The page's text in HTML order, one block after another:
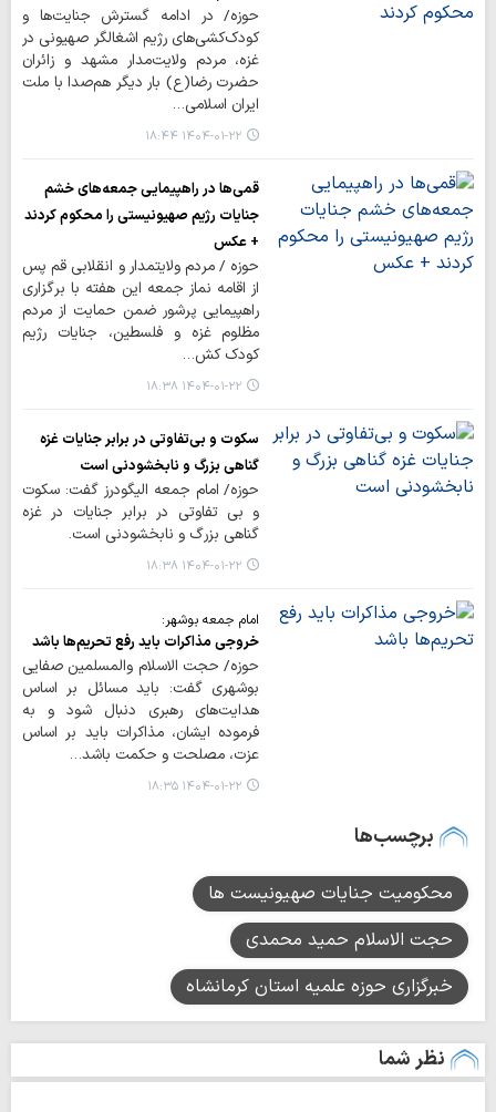
حوزه/ در ادامه گسترش جنایت‌ها و
کودک‌کشی‌های رژیم اشغالگر صهیونی در
غزه، مردم ولایت‌مدار مشهد و زائران
حضرت رضا(ع) بار دیگر هم‌صدا با ملت
ایران اسلامی…
۱۴۰۴-۰۱-۲۲ ۱۸:۴۴
قمی‌ها در راهپیمایی جمعه‌های خشم
جنایات رژیم صهیونیستی را محکوم کردند
+ عکس
حوزه / مردم ولایتمدار و انقلابی قم پس
از اقامه نماز جمعه این هفته با برگزاری
راهپیمایی پرشور ضمن حمایت از مردم
مظلوم غزه و فلسطین، جنایات رژیم
کودک کش…
۱۴۰۴-۰۱-۲۲ ۱۸:۳۸
سکوت و بی‌تفاوتی در برابر جنایات غزه
گناهی بزرگ و نابخشودنی است
حوزه/ امام جمعه الیگودرز گفت: سکوت
و بی تفاوتی در برابر جنایات در غزه
گناهی بزرگ و نابخشودنی است.
۱۴۰۴-۰۱-۲۲ ۱۸:۳۸
امام جمعه بوشهر:
خروجی مذاکرات باید رفع تحریم‌ها باشد
حوزه/ حجت الاسلام والمسلمین صفایی
بوشهری گفت: باید مسائل بر اساس
هدایت‌های رهبری دنبال شود و به
فرموده ایشان، مذاکرات باید بر اساس
عزت، مصلحت و حکمت باشد…
۱۴۰۴-۰۱-۲۲ ۱۸:۳۵
برچسب‌ها
محکومیت جنایات صهیونیست ها
حجت الاسلام حمید محمدی
خبرگزاری حوزه علمیه استان کرمانشاه
نظر شما